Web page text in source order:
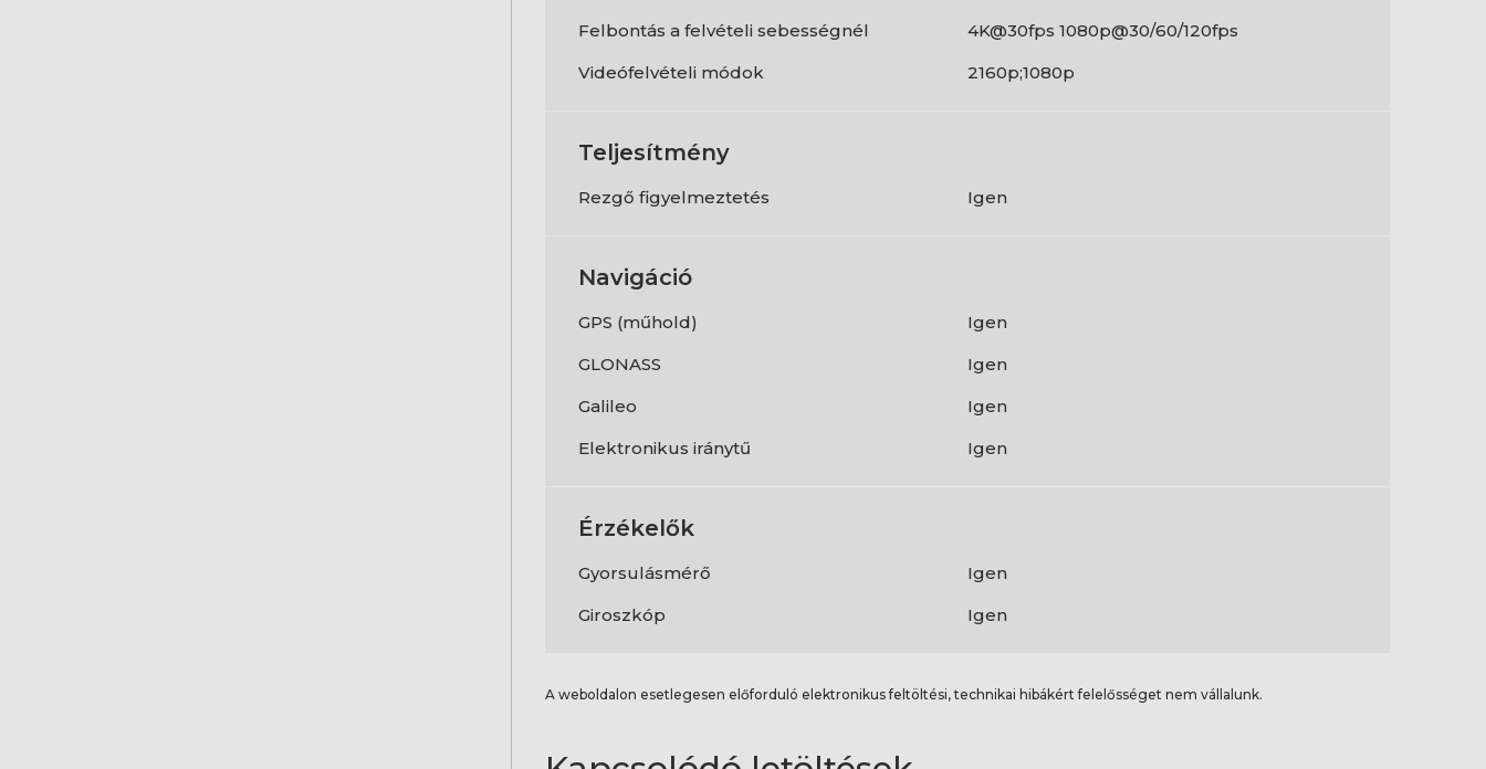
Felbontás a felvételi sebességnél
4K@30fps 1080p@30/60/120fps
Videófelvételi módok
2160p;1080p
Teljesítmény
Rezgő figyelmeztetés Igen
Navigáció
GPS (műhold)
Igen
GLONASS
Igen
Galileo
Igen
Elektronikus iránytű
Igen
Érzékelők
Gyorsulásmérő
Igen
Giroszkóp
Igen
A weboldalon esetlegesen előforduló elektronikus feltöltési, technikai hibákért felelősséget nem vállalunk.